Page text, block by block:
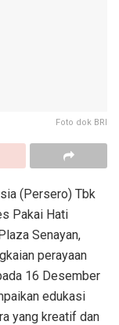
Foto dok BRI
(Persero) Tbk
Pakai Hati
Senayan,
perayaan
16 Desember
edukasi
yang kreatif dan